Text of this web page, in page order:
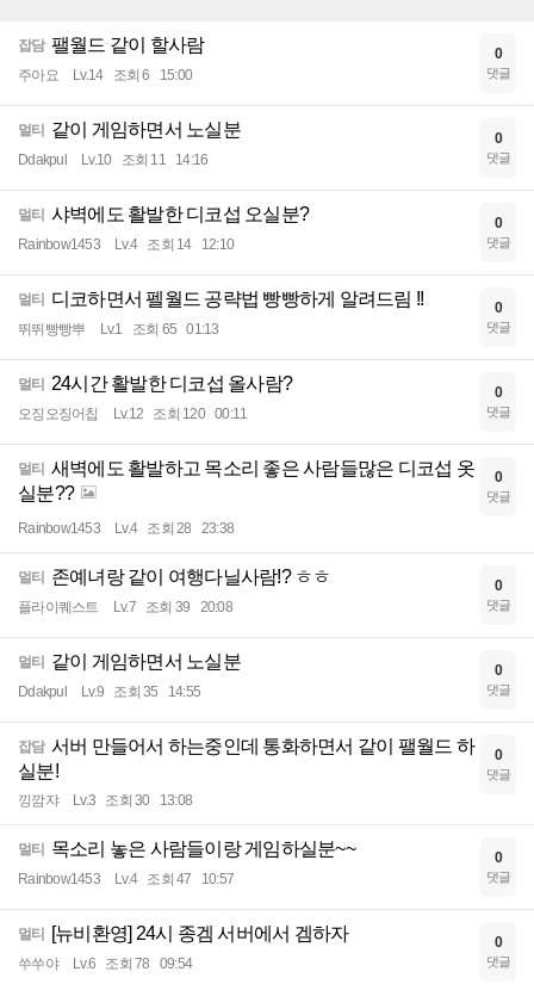
잡담 팰월드 같이 할사람
주아요 Lv.14 조회 6 15:00
0
댓글
멀티 같이 게임하면서 노실분
Ddakpul Lv.10 조회 11 14:16
0
댓글
멀티 샤벽에도 활발한 디코섭 오실분?
Rainbow1453 Lv.4 조회 14 12:10
0
댓글
멀티 디코하면서 펠월드 공략법 빵빵하게 알려드림 !!
뛰뛰빵빵뿌 Lv.1 조회 65 01:13
0
댓글
멀티 24시간 활발한 디코섭 올사람?
오징오징어칩 Lv.12 조회 120 00:11
0
댓글
멀티 새벽에도 활발하고 목소리 좋은 사람들많은 디코섭 옷
실분??
Rainbow1453 Lv.4 조회 28 23:38
0
댓글
멀티 존예녀랑 같이 여행다닐사람!? ㅎㅎ
플라이퀘스트 Lv.7 조회 39 20:08
0
댓글
멀티 같이 게임하면서 노실분
Ddakpul Lv.9 조회 35 14:55
0
댓글
잡담 서버 만들어서 하는중인데 통화하면서 같이 팰월드 하
실분!
낑깜쟈 Lv.3 조회 30 13:08
0
댓글
멀티 목소리 놓은 사람들이랑 게임하실분~~
Rainbow1453 Lv.4 조회 47 10:57
0
댓글
멀티 [뉴비환영] 24시 종겜 서버에서 겜하자
쑤쑤야 Lv.6 조회 78 09:54
0
댓글